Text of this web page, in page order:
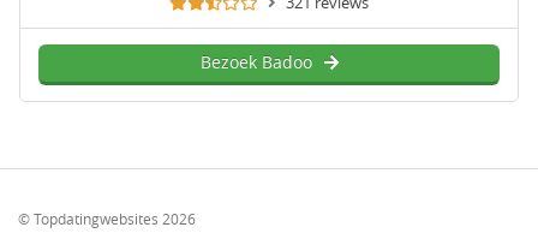
Bezoek Badoo
© Topdatingwebsites 2026